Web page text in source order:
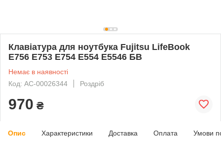
Клавіатура для ноутбука Fujitsu LifeBook
E756 E753 E754 E554 E5546 БВ
Немає в наявності
Код: AC-00026344
Роздріб
970 ₴
Опис Характеристики Доставка Оплата Умови